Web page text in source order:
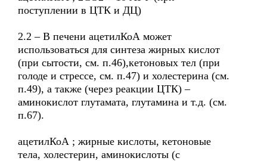
поступлении в ЦТК и ДЦ)
2.2 – В печени ацетилКоА может
использоваться для синтеза жирных кислот
(при сытости, см. п.46),кетоновых тел (при
голоде и стрессе, см. п.47) и холестерина (см.
п.49), а также (через реакции ЦТК) –
аминокислот глутамата, глутамина и т.д. (см.
п.67).
ацетилКоА ; жирные кислоты, кетоновые
тела, холестерин, аминокислоты (с